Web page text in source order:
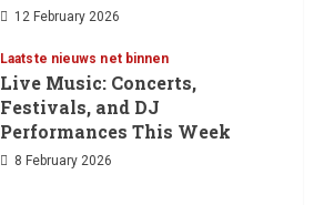
12 February 2026
Laatste nieuws net binnen
Live Music: Concerts,
Festivals, and DJ
Performances This Week
8 February 2026